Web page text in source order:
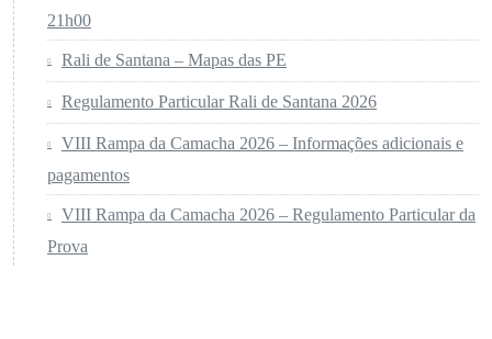
21h00
Rali de Santana – Mapas das PE
Regulamento Particular Rali de Santana 2026
VIII Rampa da Camacha 2026 – Informações adicionais e
pagamentos
VIII Rampa da Camacha 2026 – Regulamento Particular da
Prova